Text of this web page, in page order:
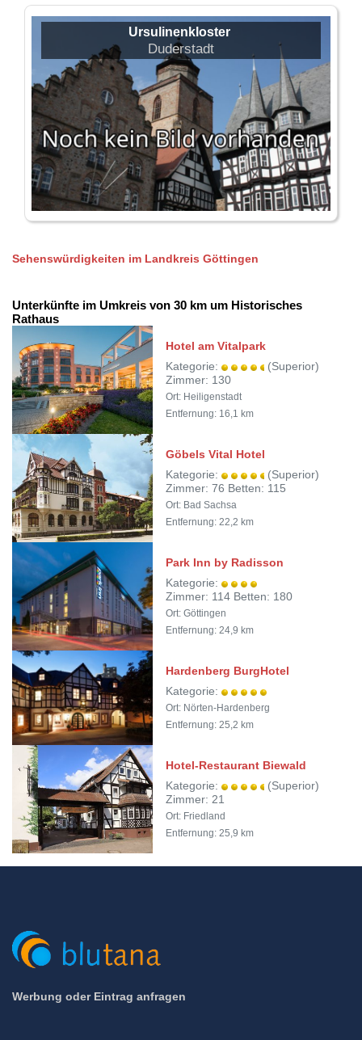
Ursulinenkloster
Duderstadt
Sehenswürdigkeiten im Landkreis Göttingen
Unterkünfte im Umkreis von 30 km um Historisches
Rathaus
Hotel am Vitalpark
Kategorie:
(Superior)
Zimmer: 130
Ort: Heiligenstadt
Entfernung: 16,1 km
Göbels Vital Hotel
Kategorie:
(Superior)
Zimmer: 76 Betten: 115
Ort: Bad Sachsa
Entfernung: 22,2 km
Park Inn by Radisson
Kategorie:
Zimmer: 114 Betten: 180
Ort: Göttingen
Entfernung: 24,9 km
Hardenberg BurgHotel
Kategorie:
Ort: Nörten-Hardenberg
Entfernung: 25,2 km
Hotel-Restaurant Biewald
Kategorie:
(Superior)
Zimmer: 21
Ort: Friedland
Entfernung: 25,9 km
Werbung oder Eintrag anfragen